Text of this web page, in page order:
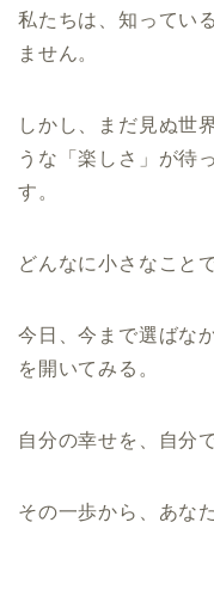
私たちは、知ってい
ません。
しかし、まだ見ぬ世
うな「楽しさ」が待
す。
どんなに小さなこと
今日、今まで選ばな
を開いてみる。
自分の幸せを、自分
その一歩から、あな